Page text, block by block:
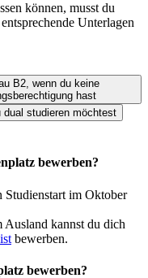
können, musst du
Unterlagen
B2, wenn du keine
hast
dual studieren möchtest
bewerben?
Studienstart im Oktober
Ausland kannst du dich
bewerben.
bewerben?